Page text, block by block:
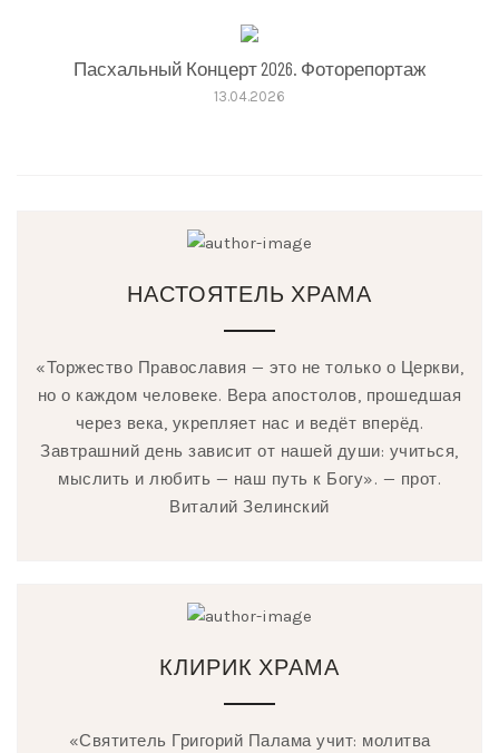
Пасхальный Концерт 2026. Фоторепортаж
13.04.2026
НАСТОЯТЕЛЬ ХРАМА
«Торжество Православия — это не только о Церкви,
но о каждом человеке. Вера апостолов, прошедшая
через века, укрепляет нас и ведёт вперёд.
Завтрашний день зависит от нашей души: учиться,
мыслить и любить — наш путь к Богу». — прот.
Виталий Зелинский
КЛИРИК ХРАМА
«Святитель Григорий Палама учит: молитва